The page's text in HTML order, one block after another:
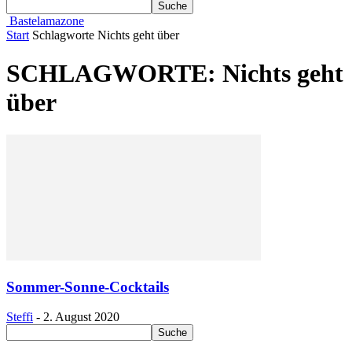
Bastelamazone
Start Schlagworte Nichts geht über
SCHLAGWORTE: Nichts geht
über
Sommer-Sonne-Cocktails
Steffi - 2. August 2020